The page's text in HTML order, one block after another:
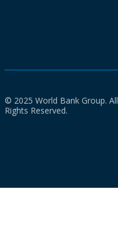
© 2025 World Bank Group. All
Rights Reserved.